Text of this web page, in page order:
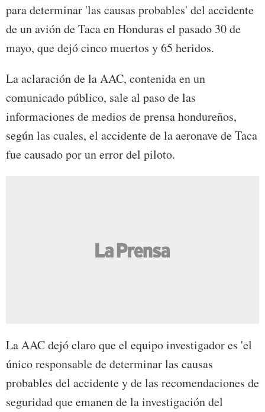
para determinar 'las causas probables' del accidente
de un avión de Taca en Honduras el pasado 30 de
mayo, que dejó cinco muertos y 65 heridos.
La aclaración de la AAC, contenida en un
comunicado público, sale al paso de las
informaciones de medios de prensa hondureños,
según las cuales, el accidente de la aeronave de Taca
fue causado por un error del piloto.
La AAC dejó claro que el equipo investigador es 'el
único responsable de determinar las causas
probables del accidente y de las recomendaciones de
seguridad que emanen de la investigación del